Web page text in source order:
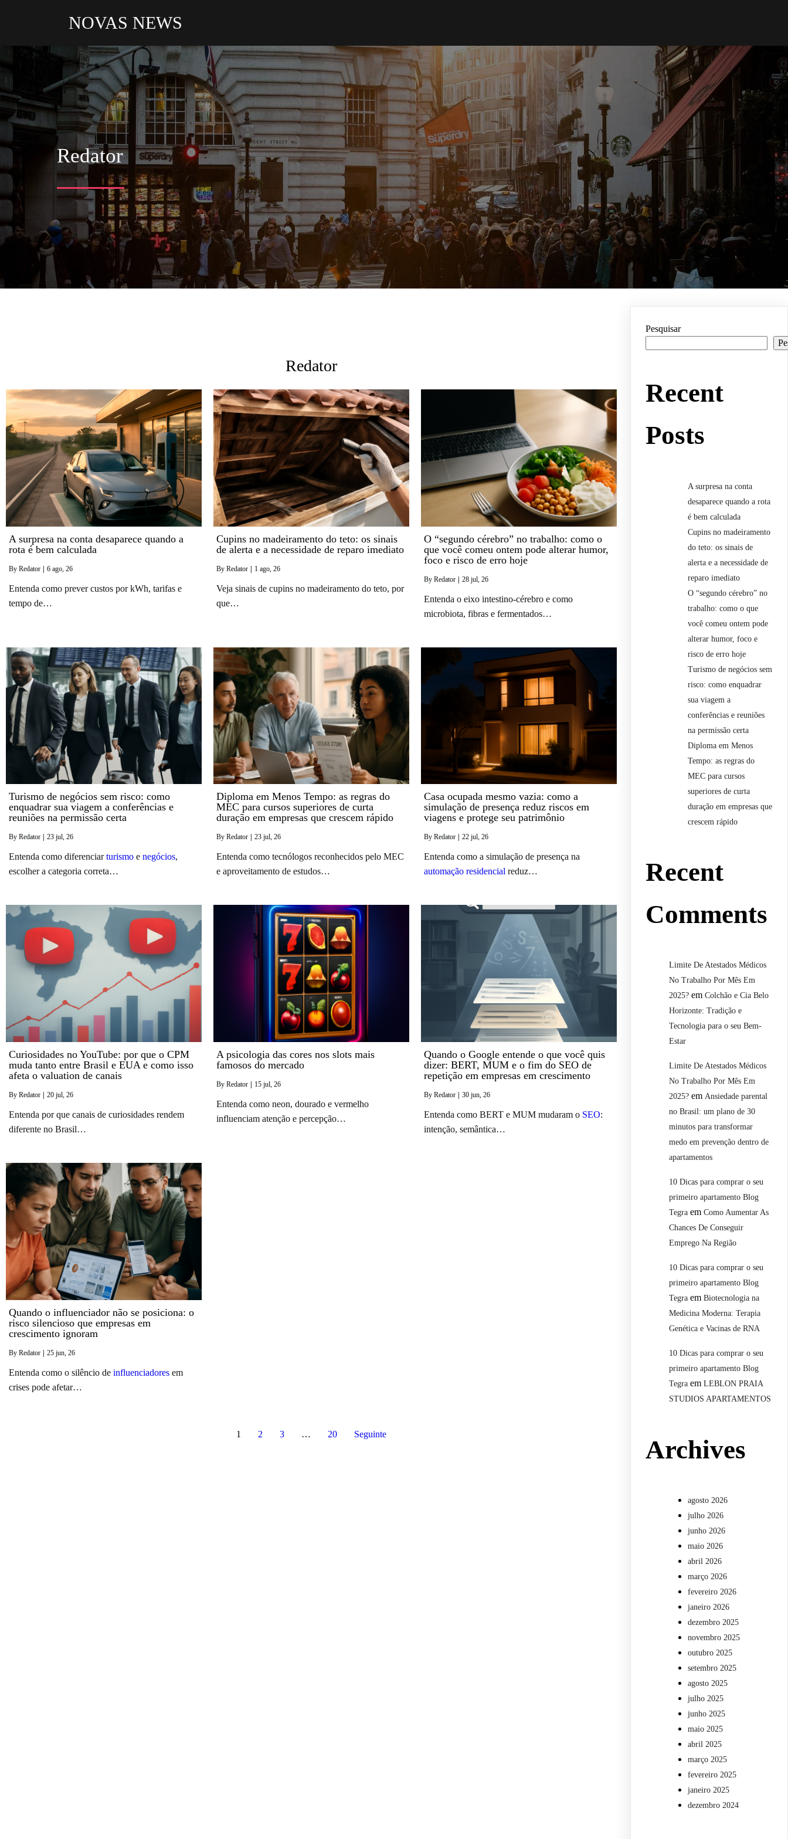
NOVAS NEWS
Redator
Redator
A surpresa na conta desaparece quando a
rota é bem calculada
By Redator | 6 ago, 26
Entenda como prever custos por kWh, tarifas e
tempo de…
Cupins no madeiramento do teto: os sinais
de alerta e a necessidade de reparo imediato
By Redator | 1 ago, 26
Veja sinais de cupins no madeiramento do teto, por
que…
O “segundo cérebro” no trabalho: como o
que você comeu ontem pode alterar humor,
foco e risco de erro hoje
By Redator | 28 jul, 26
Entenda o eixo intestino-cérebro e como
microbiota, fibras e fermentados…
Turismo de negócios sem risco: como
enquadrar sua viagem a conferências e
reuniões na permissão certa
By Redator 23 jul, 26
Entenda como diferenciarturismo e negócios,
escolher a categoria correta…
Diploma em Menos Tempo: as regras do
MEC para cursos superiores de curta
duração em empresas que crescem rápido
By Redator 23 jul, 26
Entenda como tecnólogos reconhecidos pelo MEC
e aproveitamento de estudos…
Casa ocupada mesmo vazia: como a
simulação de presença reduz riscos em
viagens e protege seu patrimônio
By Redator 22 jul, 26
Entenda como a simulação de presença na
automação residencialreduz…
Curiosidades no YouTube: por que o CPM
muda tanto entre Brasil e EUA e como isso
afeta o valuation de canais
By Redator 20 jul, 26
Entenda por que canais de curiosidades rendem
diferente no Brasil…
A psicologia das cores nos slots mais
famosos do mercado
By Redator 15 jul, 26
Entenda como neon, dourado e vermelho
influenciam atenção e percepção…
Quando o Google entende o que você quis
dizer: BERT, MUM e o fim do SEO de
repetição em empresas em crescimento
By Redator 30 jun, 26
Entenda como BERT e MUM mudaram o SEO:
intenção, semântica…
Quando o influenciador não se posiciona: o
risco silencioso que empresas em
crescimento ignoram
By Redator | 25 jun, 26
Entenda como o silêncio de influenciadores em
crises pode afetar…
1 2 3 … 20 Seguinte
Pesquisar
Recent
Posts
A surpresa na conta
desaparece quando a rota
é bem calculada
Cupins no madeiramento
do teto: os sinais de
alerta e a necessidade de
reparo imediato
O “segundo cérebro” no
trabalho: como o que
você comeu ontem pode
alterar humor, foco e
risco de erro hoje
Turismo de negócios sem
risco: como enquadrar
sua viagem a
conferências e reuniões
na permissão certa
Diploma em Menos
Tempo: as regras do
MEC para cursos
superiores de curta
duração em empresas que
crescem rápido
Recent
Comments
Limite De Atestados Médicos
No Trabalho Por Mês Em
2025? emColchão e Cia Belo
Horizonte: Tradição e
Tecnologia para o seu Bem-
Estar
Limite De Atestados Médicos
No Trabalho Por Mês Em
2025? em Ansiedade parental
no Brasil: um plano de 30
minutos para transformar
medo em prevenção dentro de
apartamentos
10 Dicas para comprar o seu
primeiro apartamento Blog
Tegra emComo Aumentar As
Chances De Conseguir
Emprego Na Região
10 Dicas para comprar o seu
primeiro apartamento Blog
Tegra emBiotecnologia na
Medicina Moderna: Terapia
Genética e Vacinas de RNA
10 Dicas para comprar o seu
primeiro apartamento Blog
Tegra emLEBLON PRAIA
STUDIOS APARTAMENTOS
Archives
agosto 2026
julho 2026
junho 2026
maio 2026
abril 2026
março 2026
fevereiro 2026
janeiro 2026
dezembro 2025
novembro 2025
outubro 2025
setembro 2025
agosto 2025
julho 2025
junho 2025
maio 2025
abril 2025
março 2025
fevereiro 2025
janeiro 2025
dezembro 2024